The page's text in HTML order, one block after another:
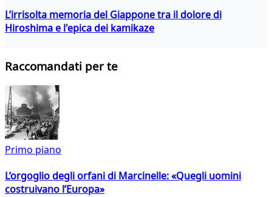
L’irrisolta memoria del Giappone tra il dolore di
Hiroshima e l'epica dei kamikaze
Raccomandati per te
Primo piano
L’orgoglio degli orfani di Marcinelle: «Quegli uomini
costruivano l’Europa»